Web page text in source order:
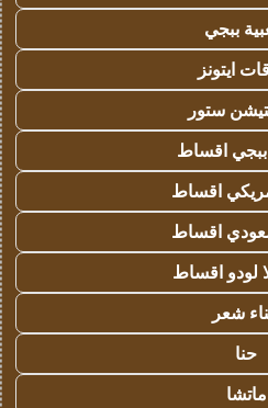
ببجي
ايتونز
ستور
اقساط
اقساط
اقساط
لودو اقساط
شعر
حنا
ماتشا